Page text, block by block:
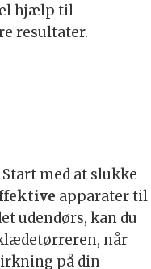
hjælp til
resultater.
med at slukke
apparater til
udendørs, kan du
når
på din